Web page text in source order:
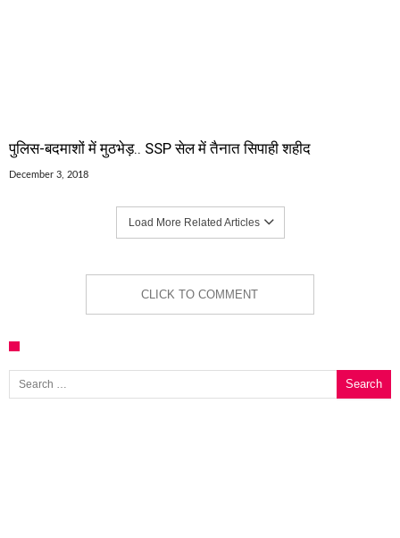
पुलिस-बदमाशों में मुठभेड़.. SSP सेल में तैनात सिपाही शहीद
December 3, 2018
Load More Related Articles
CLICK TO COMMENT
Search for: